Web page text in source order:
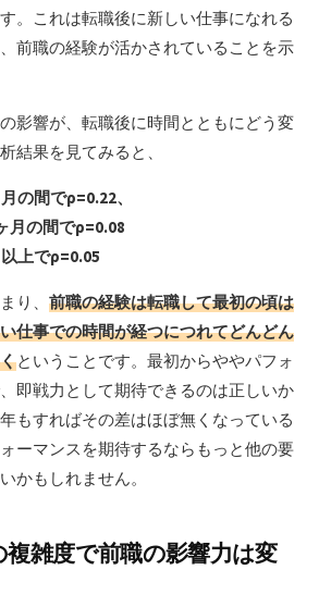
。これは転職後に新しい仕事になれる
前職の経験が活かされていることを示
影響が、転職後に時間とともにどう変
結果を見てみると、
の間でρ=0.22、
月の間でρ=0.08
上でρ=0.05
り、 前職の経験は転職して最初の頃は
仕事での時間が経つにつれてどんどん
ということです。最初からややパフォ
即戦力として期待できるのは正しいか
もすればその差はほぼ無くなっている
ーマンスを期待するならもっと他の要
かもしれません。
複雑度で前職の影響力は変